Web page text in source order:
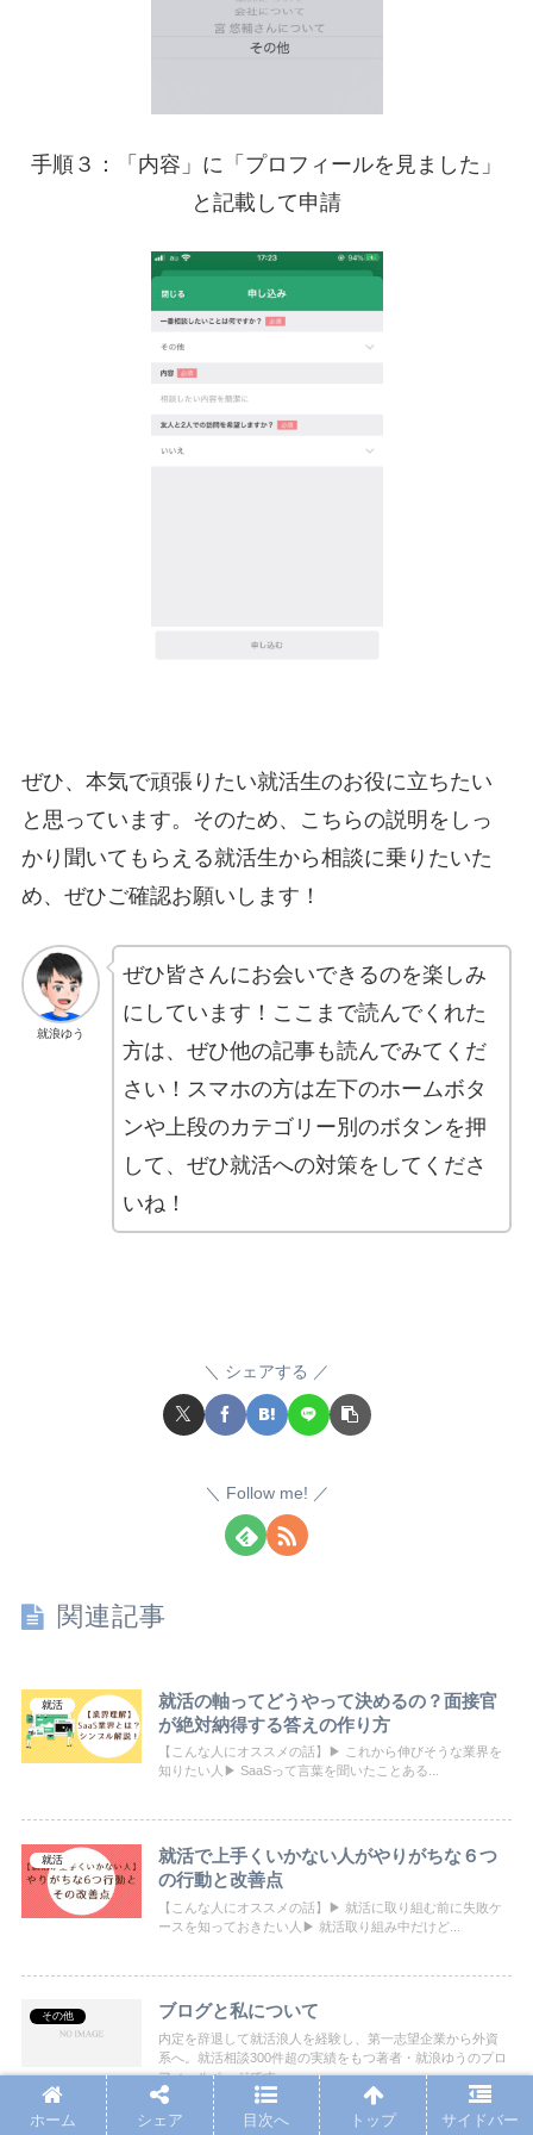
手順３：「内容」に「プロフィールを見ました」
と記載して申請
ぜひ、本気で頑張りたい就活生のお役に立ちたい
と思っています。そのため、こちらの説明をしっ
かり聞いてもらえる就活生から相談に乗りたいた
め、ぜひご確認お願いします！
就浪ゆう
ぜひ皆さんにお会いできるのを楽しみ
にしています！ここまで読んでくれた
方は、ぜひ他の記事も読んでみてくだ
さい！スマホの方は左下のホームボタ
ンや上段のカテゴリー別のボタンを押
して、ぜひ就活への対策をしてくださ
いね！
シェアする
Follow me!
関連記事
就活
就活の軸ってどうやって決めるの？面接官
が絶対納得する答えの作り方
【こんな人にオススメの話】▶ これから伸びそうな業界を
知りたい人▶ SaaSって言葉を聞いたことある...
就活
就活で上手くいかない人がやりがちな６つ
の行動と改善点
【こんな人にオススメの話】▶ 就活に取り組む前に失敗ケ
ースを知っておきたい人▶ 就活取り組み中だけど...
その他 ブログと私について
内定を辞退して就活浪人を経験し、第一志望企業から外資
系へ。就活相談300件超の実績をもつ著者・就浪ゆうのプロ
フィールページです。
ホーム シェア 目次へ トップ サイドバー